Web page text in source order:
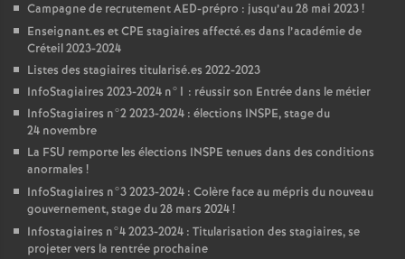
Campagne de recrutementAED-prépro : jusqu’au 28 mai 2023!
Enseignant.es etCPE stagiaires affecté.es dans l’académie de
Créteil 2023-2024
Listes des stagiaires titularisé.es 2022-2023
InfoStagiaires 2023-2024 n°1 : réussir son Entrée dans le métier
InfoStagiaires n°2 2023-2024 : élections INSPE, stage du
24 novembre
La FSU remporte les élections INSPE tenues dans des conditions
anormales !
InfoStagiaires n°3 2023-2024 : Colère face au mépris du nouveau
gouvernement, stage du 28 mars 2024!
Infostagiaires n°4 2023-2024 : Titularisation des stagiaires, se
projeter vers la rentrée prochaine